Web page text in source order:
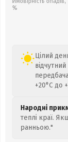
%
Цілий
+20°C до
Народні
теплі краї.
ранньою."